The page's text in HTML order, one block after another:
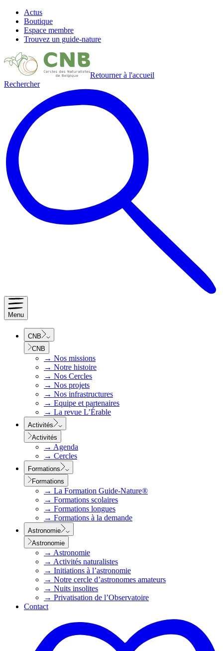
Actus
Boutique
Espace membre
Trouvez un guide-nature
Retourner à l'accueil
Rechercher
Menu
CNB
CNB
→ Nos missions
→ Notre histoire
→ Nos Cercles
→ Nos projets
→ Nos infrastructures
→ Equipe et partenaires
→ La revue L’Érable
Activités
Activités
→ Agenda
→ Cercles
Formations
Formations
→ La Formation Guide-Nature®
→ Formations scolaires
→ Formations longues
→ Formations à la demande
Astronomie
Astronomie
→ Astronomie
→ Activités naturalistes
→ Initiations à l’astronomie
→ Notre cercle d’astronomes amateurs
→ Nuits insolites
→ Privatisation de l’Observatoire
Contact